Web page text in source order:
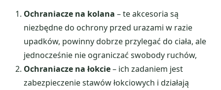
Ochraniacze na kolana – te akcesoria są
niezbędne do ochrony przed urazami w razie
upadków, powinny dobrze przylegać do ciała, ale
jednocześnie nie ograniczać swobody ruchów,
Ochraniacze na łokcie– ich zadaniem jest
zabezpieczenie stawów łokciowych i działają